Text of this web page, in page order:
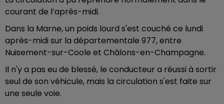
courant de l’après-midi.
Dans la Marne, un poids lourd s'est couché ce lundi
après-midi sur la départementale 977, entre
Nuisement-sur-Coole et Châlons-en-Champagne.
Il n'y a pas eu de blessé, le conducteur a réussi à sortir
seul de son véhicule, mais la circulation s'est faite sur
une seule voie.